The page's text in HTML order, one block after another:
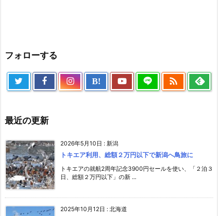
フォローする
B! 
最近の更新
2026年5月10日 : 新潟
トキエア利用、総額２万円以下で新潟へ鳥旅に
トキエアの就航2周年記念3900円セールを使い、「２泊３
日、総額２万円以下」の新 ...
2025年10月12日 : 北海道